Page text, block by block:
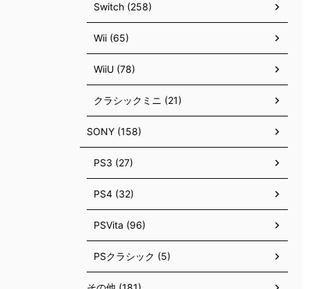
Switch (258)
Wii (65)
WiiU (78)
クラシックミニ (21)
SONY (158)
PS3 (27)
PS4 (32)
PSVita (96)
PSクラシック (5)